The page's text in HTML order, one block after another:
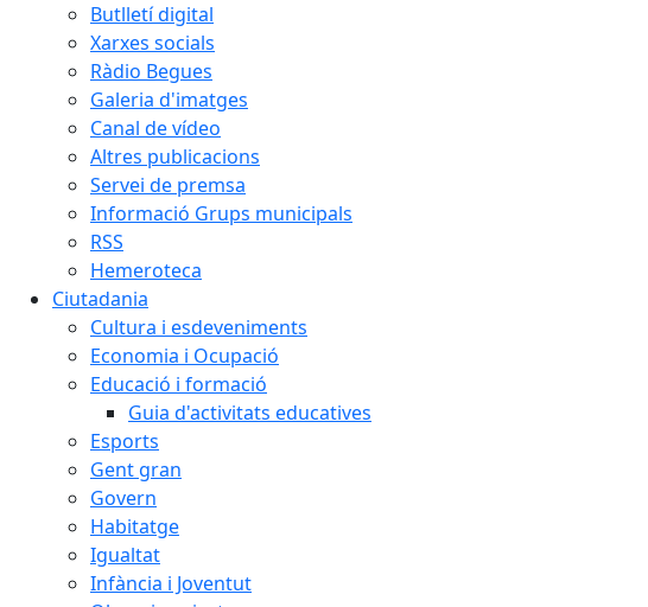
Butlletí digital
Xarxes socials
Ràdio Begues
Galeria d'imatges
Canal de vídeo
Altres publicacions
Servei de premsa
Informació Grups municipals
RSS
Hemeroteca
Ciutadania
Cultura i esdeveniments
Economia i Ocupació
Educació i formació
Guia d'activitats educatives
Esports
Gent gran
Govern
Habitatge
Igualtat
Infància i Joventut